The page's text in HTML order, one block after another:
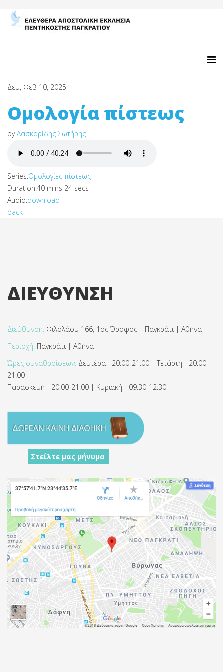
Δευ, Φεβ 10, 2025
Ομολογία πίστεως
byΛασκαρίδης Σωτήρης
Series:Ομολογίες πίστεως
Duration:40 mins 24 secs
Audio:download
back
ΔΙΕΥΘΥΝΣΗ
Διεύθυνση: Φιλολάου 166, 1ος Όροφος | Παγκράτι | Αθήνα
Περιοχή: Παγκράτι | Αθήνα
Ώρες συναθροίσεων: Δευτέρα - 20:00-21:00 | Τετάρτη - 20:00-
21:00
Παρασκευή - 20:00-21:00 | Κυριακή - 09:30-12:30
Στείλτε μας μήνυμα